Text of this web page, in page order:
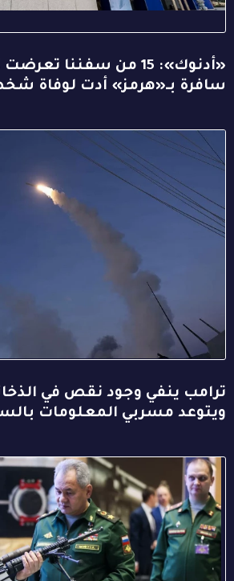
«أدنوك»: 15 من سفننا
سافرة بـ«هرمز» أدت لوفاة شخص
ترامب ينفي وجود نقص في
ويتوعد مسربي المعلومات